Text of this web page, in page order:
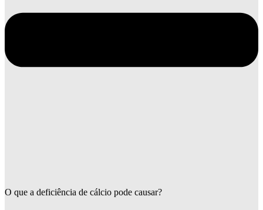
O que a deficiência de cálcio pode causar?